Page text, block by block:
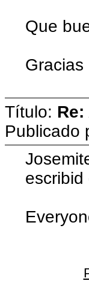
Que
Gracias
Título:
Publicado